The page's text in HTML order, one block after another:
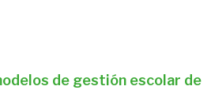
de gestión escolar de